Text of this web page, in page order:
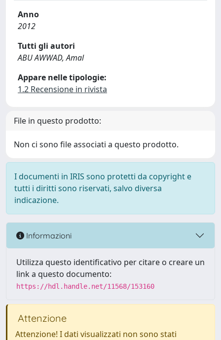
Anno
2012
Tutti gli autori
ABU AWWAD, Amal
Appare nelle tipologie:
1.2 Recensione in rivista
File in questo prodotto:
Non ci sono file associati a questo prodotto.
I documenti in IRIS sono protetti da copyright e
tutti i diritti sono riservati, salvo diversa
indicazione.
Informazioni
Utilizza questo identificativo per citare o creare un
link a questo documento:
https://hdl.handle.net/11568/153160
Attenzione
Attenzione! I dati visualizzati non sono stati